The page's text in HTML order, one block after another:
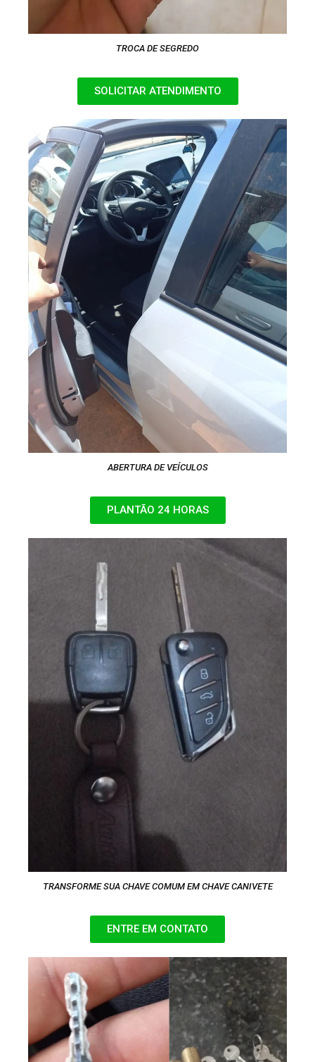
TROCA DE SEGREDO
SOLICITAR ATENDIMENTO
ABERTURA DE VEÍCULOS
PLANTÃO 24 HORAS
TRANSFORME SUA CHAVE COMUM EM CHAVE CANIVETE
ENTRE EM CONTATO